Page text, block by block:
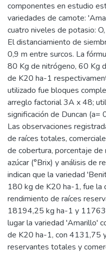
componentes en estudio
variedades de camote:
cuatro niveles de potasio:
El distanciamiento de
0,9 m entre surcos. La
80 Kg de nitrógeno, 60 Kg
de K20 ha-1
utilizado fue bloques
arreglo factorial 3A x 48;
significación de Duncan (a=
Las observaciones
de raíces totales,
de cobertura, porcentaje
azúcar (°Brix) y análisis de
indican que la variedad
180 kg de K20 ha-1, fue la
rendimiento de raíces
18194,25 kg ha-1 y
lugar la variedad 'Amarillo'
de K20 ha-1, con 4131,75
reservantes totales y